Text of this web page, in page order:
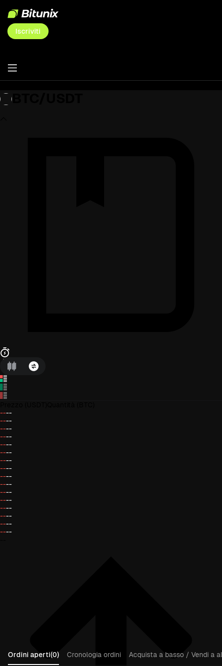
Iscriviti
----
----
----
----
----
----
----
----
----
----
----
----
----
----
----
----
Ordini aperti(0) Cronologia ordini
Acquista a basso / Vendi a